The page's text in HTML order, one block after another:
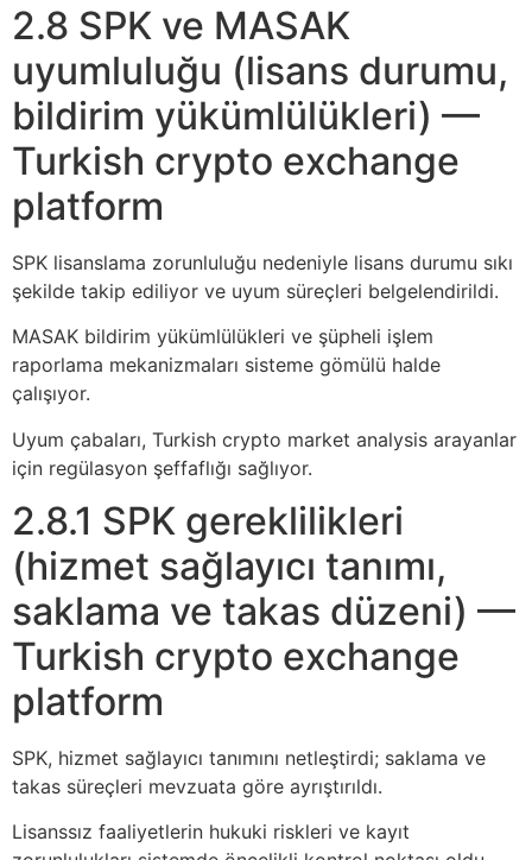
2.8 SPK ve MASAK
uyumluluğu (lisans durumu,
bildirim yükümlülükleri) —
Turkish crypto exchange
platform
SPK lisanslama zorunluluğu nedeniyle lisans durumu sıkı
şekilde takip ediliyor ve uyum süreçleri belgelendirildi.
MASAK bildirim yükümlülükleri ve şüpheli işlem
raporlama mekanizmaları sisteme gömülü halde
çalışıyor.
Uyum çabaları, Turkish crypto market analysis arayanlar
için regülasyon şeffaflığı sağlıyor.
2.8.1 SPK gereklilikleri
(hizmet sağlayıcı tanımı,
saklama ve takas düzeni) —
Turkish crypto exchange
platform
SPK, hizmet sağlayıcı tanımını netleştirdi; saklama ve
takas süreçleri mevzuata göre ayrıştırıldı.
Lisanssız faaliyetlerin hukuki riskleri ve kayıt